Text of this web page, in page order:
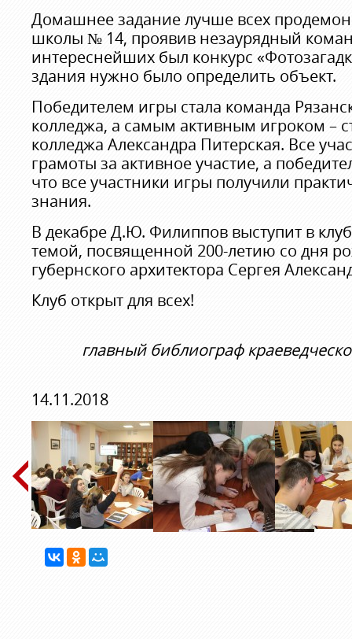
Домашнее задание лучше всех
школы № 14, проявив незаурядный
интереснейших был конкурс
здания нужно было определить объект.
Победителем игры стала команда
колледжа, а самым активным игроком –
колледжа Александра Питерская. Все
грамоты за активное участие, а
что все участники игры получили
знания.
В декабре Д.Ю. Филиппов выступит в
темой, посвященной 200-летию со дня
губернского архитектора Сергея
Клуб открыт для всех!
главный библиограф
14.11.2018